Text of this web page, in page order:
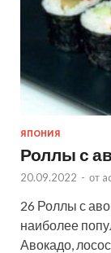
ЯПОНИЯ
Роллы с
20.09.2022 - от
26 Роллы с
наиболее
Авокадо,